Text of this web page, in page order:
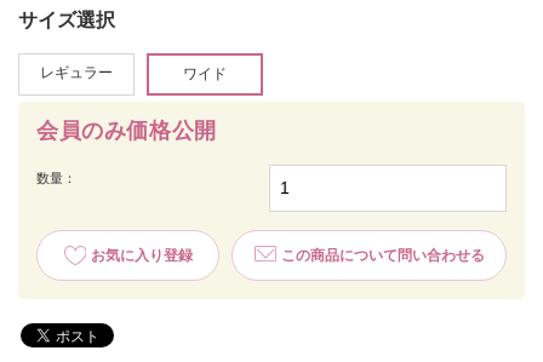
会員のみ価格公開
数量：
お気に入り登録 この商品について問い合わせる
サイズ選択
レギュラー ワイド